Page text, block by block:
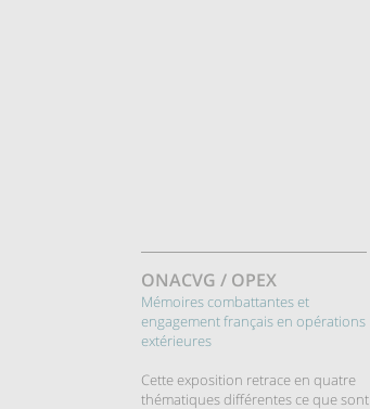
ONACVG / OPEX
Mémoires combattantes et
engagement français en opérations
extérieures
Cette exposition retrace en quatre
thématiques différentes ce que sont